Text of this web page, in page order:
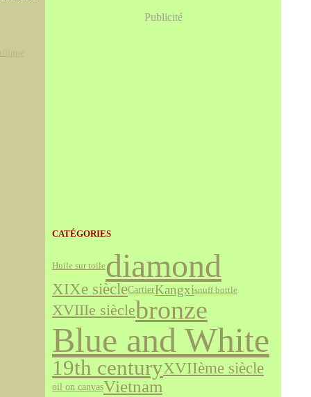
Publicité
CATÉGORIES
Huile sur toilediamond
XIXe siècleCartierKangxisnuff bottle
XVIIIe sièclebronze
Blue and White
19th centuryXVIIème siècle
oil on canvasVietnam